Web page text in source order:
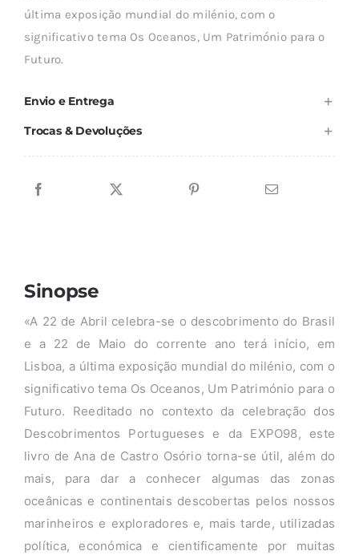
F.
última exposição mundial do milénio, com o
significativo tema Os Oceanos, Um Património para o
Futuro.
Envio e Entrega
Trocas & Devoluções
Sinopse
«A 22 de Abril celebra-se o descobrimento do Brasil
e a 22 de Maio do corrente ano terá início, em
Lisboa, a última exposição mundial do milénio, com o
significativo tema Os Oceanos, Um Património para o
Futuro. Reeditado no contexto da celebração dos
Descobrimentos Portugueses e da EXPO98, este
livro de Ana de Castro Osório torna-se útil, além do
mais, para dar a conhecer algumas das zonas
oceânicas e continentais descobertas pelos nossos
marinheiros e exploradores e, mais tarde, utilizadas
política, económica e cientificamente por muitas